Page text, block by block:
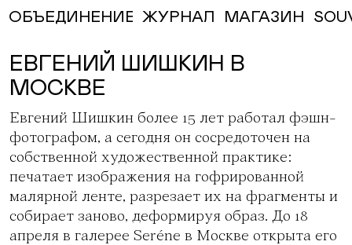
ОБЪЕДИНЕНИЕ ЖУРНАЛ МАГАЗИН
ЕВГЕНИЙ ШИШКИН В
МОСКВЕ
Евгений Шишкин более 15 лет работал фэшн-
фотографом, а сегодня он сосредоточен на
собственной художественной практике:
печатает изображения на гофрированной
малярной ленте, разрезает их на фрагменты и
собирает заново, деформируя образ. До 18
апреля в галерее Seréne в Москве открыта его